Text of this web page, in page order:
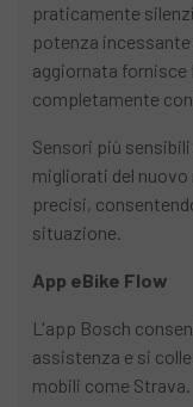
praticamente
potenza
aggiornata fornisce
completamente
Sensori più
migliorati del
precisi,
situazione.
App eBike Flow
L'app Bosch
assistenza e si
mobili come Strava.